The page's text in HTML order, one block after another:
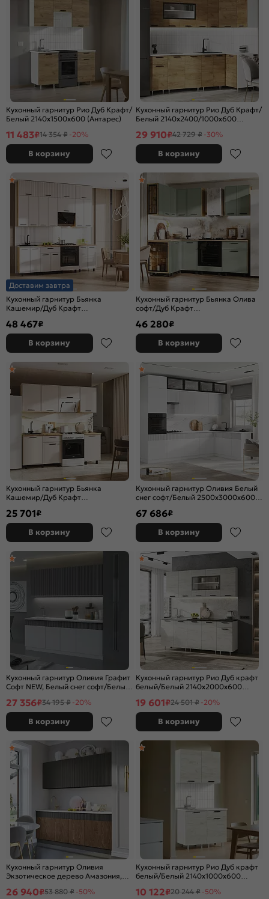
Кухонный гарнитур Рио Дуб Крафт/
Белый 2140x1500x600 (Антарес)
11 483₽14 354 ₽ -20%
В корзину
Кухонный гарнитур Рио Дуб Крафт/
Белый 2140x2400/1000x600
29 910₽42 729 ₽ -30%
В корзину
Доставим завтра
Кухонный гарнитур Бьянка
Кашемир/Дуб Крафт
48 467₽
В корзину
Кухонный гарнитур Бьянка Олива
софт/Дуб Крафт
46 280₽
В корзину
Кухонный гарнитур Бьянка
Кашемир/Дуб Крафт
25 701₽
В корзину
Кухонный гарнитур Оливия Белый
снег софт/Белый 2500x3000x600
67 686₽
В корзину
Кухонный гарнитур Оливия Графит
Софт NEW, Белый снег софт/Белый
27 356₽34 195 ₽ -20%
В корзину
Кухонный гарнитур Рио Дуб крафт
белый/Белый 2140x2000x600
19 601₽24 501 ₽ -20%
В корзину
Кухонный гарнитур Оливия
Экзотическое дерево Амазония,
2000x2000x600 (Антарес)
26 940₽53 880 ₽ -50%
Кухонный гарнитур Рио Дуб крафт
белый/Белый 2140x1000x600
10 122₽20 244 ₽ -50%